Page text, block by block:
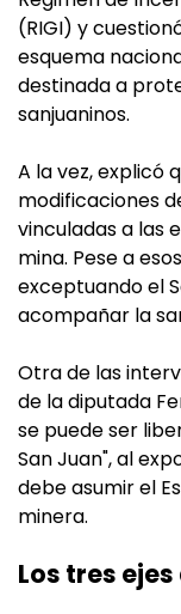
(RIGI) y
esquema
destinada a
sanjuaninos.
A la vez, explicó
modificaciones
vinculadas a las
mina. Pese a
exceptuando el
acompañar la
Otra de las
de la diputada
se puede ser
San Juan", al
debe asumir el
minera.
Los tres